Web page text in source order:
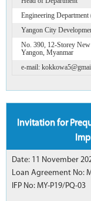
Engineering Department
Yangon City
No. 390, 12-Storey
Yangon, Myanmar
e-mail:
Invitation for
Date: 11 November
Loan Agreement No:
IFP No: MY-P19/PQ-03